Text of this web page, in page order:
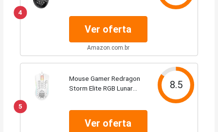
4
Ver oferta
Amazon.com.br
5
Mouse Gamer Redragon
Storm Elite RGB Lunar
8.5
Ver oferta